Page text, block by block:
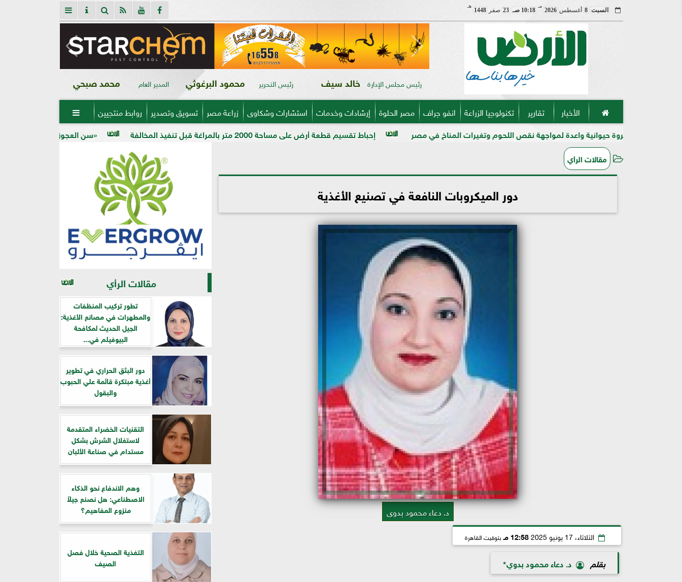
السبت 8 أغسطس2026
مـ
10:18 صـ 23 صفر1448
هـ
رئيس مجلس الإدارة خالد سيف رئيس التحرير محمود البرغوثي المدير العام محمد صبحي
الأخبار تقارير تكنولوجيا الزراعة انفو جراف مصر الحلوة إرشادات وخدمات استشارات وشكاوى زراعة مصر تسويق وتصدير روابط منتجيين 
«سن العجوز» في الذرة الشامية.. لماذا تظهر إحباط تقسيم قطعة أرض على مساحة 2000 متر بالمراغة قبل تنفيذ المخالفة ثروة حيوانية واعدة لمواجهة نقص اللحوم وتغيرات المناخ في مصر
مقالات الرأي
دور الميكروبات النافعة في تصنيع الأغذية
د. دعاء محمود بدوى
الثلاثاء، 17 يونيو 2025 12:58 مـ بتوقيت القاهرة
بقلم د. دعاء محمود بدوي*
مقالات الرأي
تطور تركيب المنظفات
والمطهرات في مصانع الأغذية:
الجيل الحديث لمكافحة
البيوفيلم في...
دور البثق الحراري في تطوير
أغذية مبتكرة قائمة علي الحبوب
والبقول
التقنيات الخضراء المتقدمة
لاستغلال الشرش بشكل
مستدام في صناعة الألبان
وهم الاندفاع نحو الذكاء
الاصطناعي: هل نصنع جيلاً
منزوع المفاهيم؟
التغذية الصحية خلال فصل
الصيف